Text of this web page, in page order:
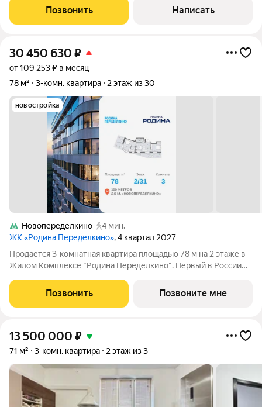
квартиры: Новый современный дом Удобная планировка для
комфортной жизни всей семьи Раздельный
Позвонить Написать
30 450 630 ₽
от 109 253 ₽ в месяц
78 м²
3-комн. квартира 2 этаж из 30
новостройка
Новопеределкино
4 мин.
ЖК «Родина Переделкино», 4 квартал 2027
Продаётся 3-комнатная квартира площадью 78 м на 2 этаже в
Жилом Комплексе "Родина Переделкино". Первый в России
квартал бизнес-класса на Западе Москвы на границе с
Ульяновским лесопарком, состоящий
Позвонить Позвоните мне
13 500 000 ₽
71 м² 3-комн. квартира 2 этаж из 3